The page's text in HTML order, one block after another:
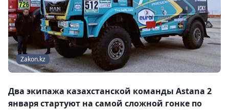
Zakon.kz
Два экипажа казахстанской команды Astana 2
января стартуют на самой сложной гонке по